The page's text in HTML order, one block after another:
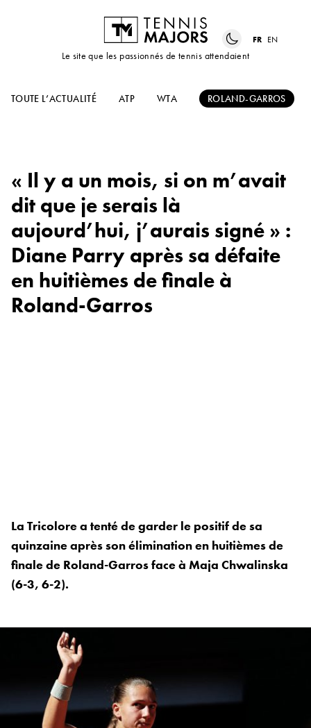
Le site que les passionnés de tennis attendaient
FR EN
TOUTE L’ACTUALITÉ ATP WTA ROLAND-GARROS
« Il y a un mois, si on m’avait
dit que je serais là
aujourd’hui, j’aurais signé » :
Diane Parry après sa défaite
en huitièmes de finale à
Roland-Garros
La Tricolore a tenté de garder le positif de sa
quinzaine après son élimination en huitièmes de
finale de Roland-Garros face à Maja Chwalinska
(6-3, 6-2).